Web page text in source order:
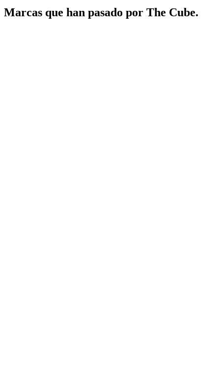
Marcas que han pasado por The Cube.